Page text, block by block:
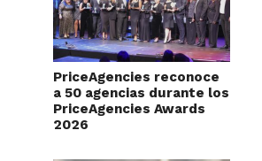
PriceAgencies reconoce
a 50 agencias durante los
PriceAgencies Awards
2026